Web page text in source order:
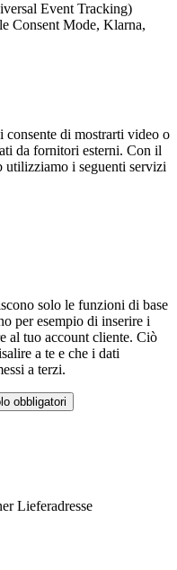
Event Tracking)
Consent Mode, Klarna,
consente di mostrarti video o
da fornitori esterni. Con il
utilizziamo i seguenti servizi
solo le funzioni di base
per esempio di inserire i
al tuo account cliente. Ciò
a te e che i dati
a terzi.
obbligatori
Lieferadresse